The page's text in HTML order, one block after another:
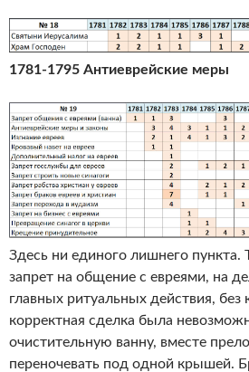
1781-1795 Антиеврейские меры
Здесь ни единого лишнего пункта.
запрет на общение с евреями, на
главных ритуальных действия,
корректная сделка была
очистительную ванну, вместе
переночевать под одной крышей.